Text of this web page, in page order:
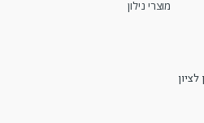
מוצרי נילון